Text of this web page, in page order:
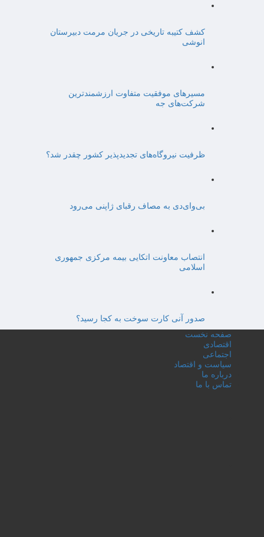
کشف کتیبه تاریخی در جریان مرمت دبیرستان
انوشی
مسیرهای موفقیت متفاوت ارزشمندترین
شرکت‌های جه
ظرفیت نیروگاه‌های تجدیدپذیر کشور چقدر شد؟
بی‌وای‌دی به مصاف رقبای ژاپنی می‌رود
انتصاب معاونت اتکایی بیمه مرکزی جمهوری
اسلامی
صدور آنی کارت سوخت به کجا رسید؟
صفحه نخست
اقتصادی
اجتماعی
سیاست و اقتصاد
درباره ما
تماس با ما